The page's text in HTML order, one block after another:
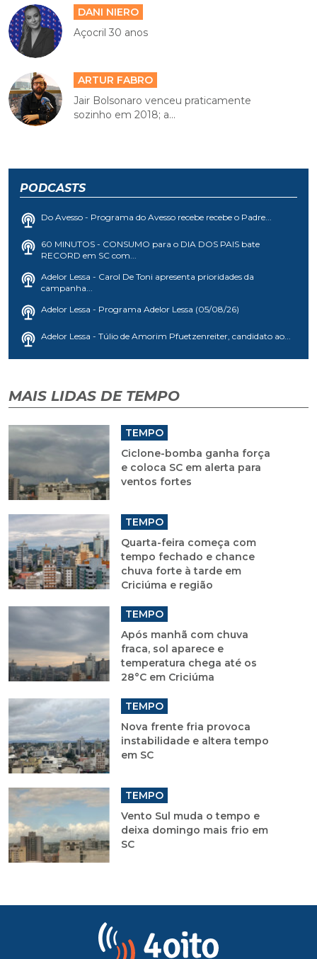
DANI NIERO
Açocril 30 anos
ARTUR FABRO
Jair Bolsonaro venceu praticamente
sozinho em 2018; a...
PODCASTS
Do Avesso - Programa do Avesso recebe recebe o Padre...
60 MINUTOS - CONSUMO para o DIA DOS PAIS bate
RECORD em SC com...
Adelor Lessa - Carol De Toni apresenta prioridades da
campanha...
Adelor Lessa - Programa Adelor Lessa (05/08/26)
Adelor Lessa - Túlio de Amorim Pfuetzenreiter, candidato ao...
MAIS LIDAS DE TEMPO
TEMPO
Ciclone-bomba ganha força
e coloca SC em alerta para
ventos fortes
TEMPO
Quarta-feira começa com
tempo fechado e chance
chuva forte à tarde em
Criciúma e região
TEMPO
Após manhã com chuva
fraca, sol aparece e
temperatura chega até os
28°C em Criciúma
TEMPO
Nova frente fria provoca
instabilidade e altera tempo
em SC
TEMPO
Vento Sul muda o tempo e
deixa domingo mais frio em
SC